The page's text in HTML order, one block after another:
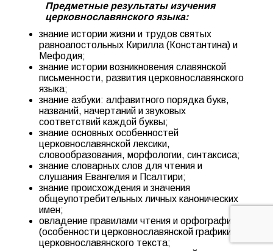
Предметные результаты изучения
церковнославянского языка:
знание истории жизни и трудов святых
равноапостольных Кирилла (Константина) и
Мефодия;
знание истории возникновения славянской
письменности, развития церковнославянского
языка;
знание азбуки: алфавитного порядка букв,
названий, начертаний и звуковых
соответствий каждой буквы;
знание основных особенностей
церковнославянской лексики,
словообразования, морфологии, синтаксиса;
знание словарных слов для чтения и
слушания Евангелия и Псалтири;
знание происхождения и значения
общеупотребительных личных канонических
имен;
овладение правилами чтения и орфографии
(особенности церковнославянской графики)
церковнославянского текста;